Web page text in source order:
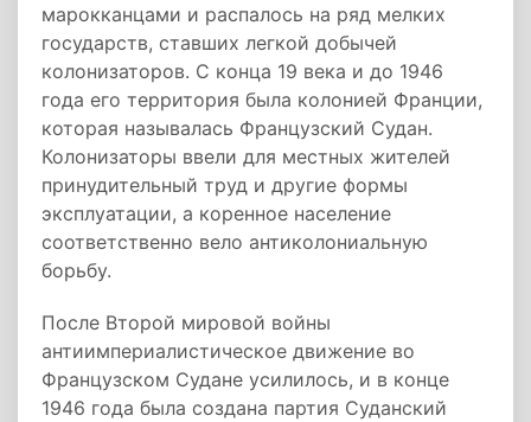
марокканцами и распалось на ряд мелких
государств, ставших легкой добычей
колонизаторов. С конца 19 века и до 1946
года его территория была колонией Франции,
которая называлась Французский Судан.
Колонизаторы ввели для местных жителей
принудительный труд и другие формы
эксплуатации, а коренное население
соответственно вело антиколониальную
борьбу.
После Второй мировой войны
антиимпериалистическое движение во
Французском Судане усилилось, и в конце
1946 года была создана партия Суданский